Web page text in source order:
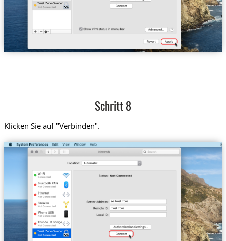
Trust.Zone-Sweden
Schritt 8
Klicken Sie auf "Verbinden".
Trust.Zone-Sweden
se.trust.zone
trust.zone